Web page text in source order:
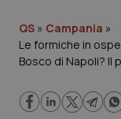
Governo e
Regioni e Asl
QS » Campania »
Le formiche in
Bosco di Napoli? Il